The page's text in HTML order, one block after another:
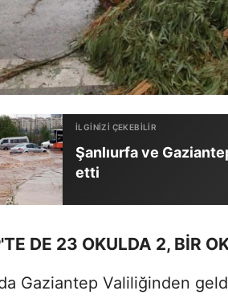
Şanlıurfa ve
etti
DE 23 OKULDA 2, BİR
Gaziantep Valiliğinden